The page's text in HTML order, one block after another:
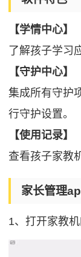
【学情中心】
了解孩子学习
【守护中心】
集成所有守护
行守护设置。
【使用记录】
查看孩子家教
家长管理
1、打开家教机